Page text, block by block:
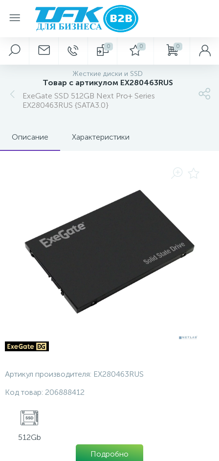
0 0 0
Жесткие диски и SSD
Товар с артикулом EX280463RUS
ExeGate SSD 512GB Next Pro+ Series
EX280463RUS {SATA3.0}
Описание Характеристики
Артикул производителя: EX280463RUS
Код товар: 206888412
512Gb
Подробно